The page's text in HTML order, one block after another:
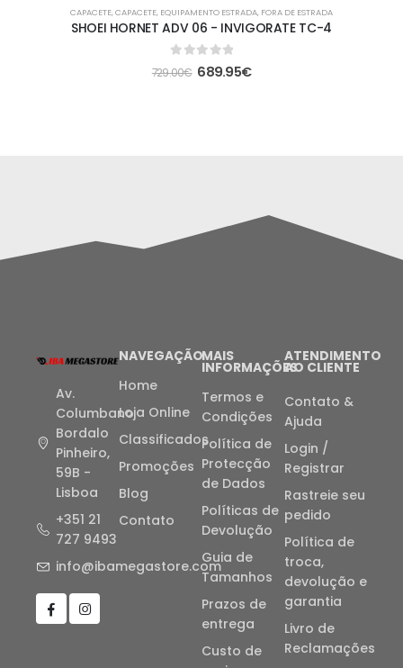
CAPACETE,CAPACETE, EQUIPAMENTO ESTRADA, FORA DE ESTRADA
SHOEI HORNET ADV 06 - INVIGORATE TC-4
out of 5
729.00€ 689.95€
Av.
Columbano
Bordalo
Pinheiro,
59B -
Lisboa
+351 21
727 9493
info@ibamegastore.com
NAVEGAÇÃO
Home
Loja Online
Classificados
Promoções
Blog
Contato
MAIS
INFORMAÇÕES
Termos e
Condições
Política de
Protecção
de Dados
Políticas de
Devolução
Guia de
Tamanhos
Prazos de
entrega
Custo de
ATENDIMENTO
AO CLIENTE
Contato &
Ajuda
Login /
Registrar
Rastreie seu
pedido
Política de
troca,
devolução e
garantia
Livro de
Reclamações